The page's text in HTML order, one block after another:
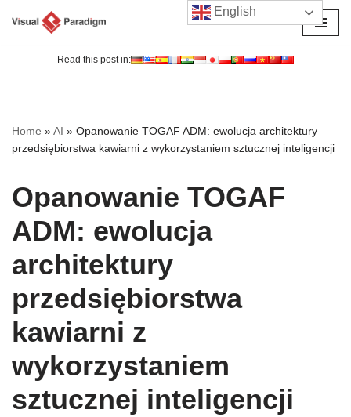
Read this post in:
Home »AI » Opanowanie TOGAF ADM: ewolucja architektury
przedsiębiorstwa kawiarni z wykorzystaniem sztucznej inteligencji
Opanowanie TOGAF
ADM: ewolucja
architektury
przedsiębiorstwa
kawiarni z
wykorzystaniem
sztucznej inteligencji
English